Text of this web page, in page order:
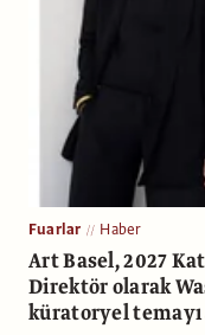
Fuarlar Haber
Art Basel, 2027
Direktör olarak
küratoryel temayı